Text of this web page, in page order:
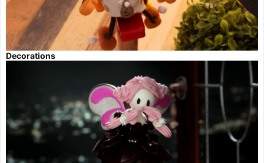
Decorations